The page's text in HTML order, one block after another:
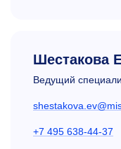
Шестакова
Ведущий
+7 495 638-44-37